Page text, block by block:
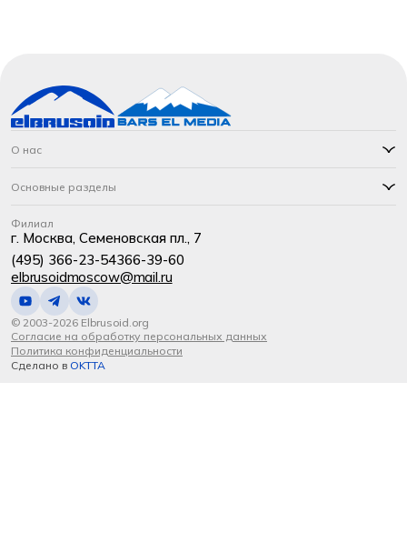
О нас
Основные разделы
Филиал
г. Москва, Семеновская пл., 7
(495) 366-23-54366-39-60
elbrusoidmoscow@mail.ru
© 2003-2026 Elbrusoid.org
Согласие на обработку персональных данных
Политика конфиденциальности
Сделано в OKTTA